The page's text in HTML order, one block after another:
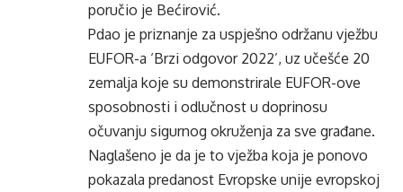
poručio je Bećirović.
Pdao je priznanje za uspješno održanu vježbu
EUFOR-a ‘Brzi odgovor 2022’, uz učešće 20
zemalja koje su demonstrirale EUFOR-ove
sposobnosti i odlučnost u doprinosu
očuvanju sigurnog okruženja za sve građane.
Naglašeno je da je to vježba koja je ponovo
pokazala predanost Evropske unije evropskoj